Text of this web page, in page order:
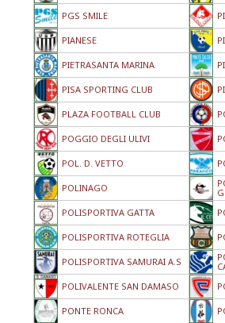
PGS SMILE
PIANESE
PIETRASANTA MARINA
PISA SPORTING CLUB
PLAZA FOOTBALL CLUB
POGGIO DEGLI ULIVI
POL. D. VETTO
POLINAGO
POLISPORTIVA GATTA
POLISPORTIVA ROTEGLIA
POLISPORTIVA SAMURAI A.S
POLIVALENTE SAN DAMASO
PONTE RONCA